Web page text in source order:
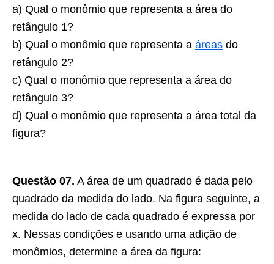
a) Qual o monômio que representa a área do
retângulo 1?
b) Qual o monômio que representa a áreas do
retângulo 2?
c) Qual o monômio que representa a área do
retângulo 3?
d) Qual o monômio que representa a área total da
figura?
Questão 07. A área de um quadrado é dada pelo
quadrado da medida do lado. Na figura seguinte, a
medida do lado de cada quadrado é expressa por
x. Nessas condições e usando uma adição de
monômios, determine a área da figura: